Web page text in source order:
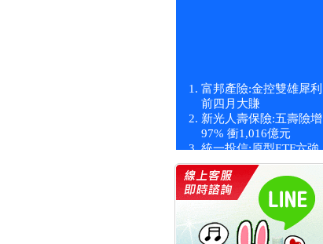
富邦產險:金控雙雄犀利
前四月大賺
新光人壽保險:五壽險增
97% 衝1,016億元
統一投信:原型ETF六強
統一投信:主動式ETF溢
價 被盯上
新光人壽保險:新壽Q1外
價金將達996億
宇辰系統科技:宇辰業績